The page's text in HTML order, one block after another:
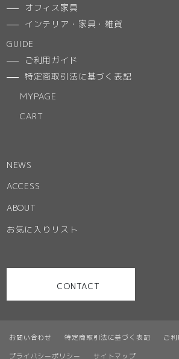
お問い合わせ 特定商取引法に基づく表記 ご利
プライバシーポリシー サイトマップ
オフィス家具
インテリア・家具・雑貨
GUIDE
ご利用ガイド
特定商取引法に基づく表記
MYPAGE
CART
NEWS
ACCESS
ABOUT
お気に入りリスト
CONTACT